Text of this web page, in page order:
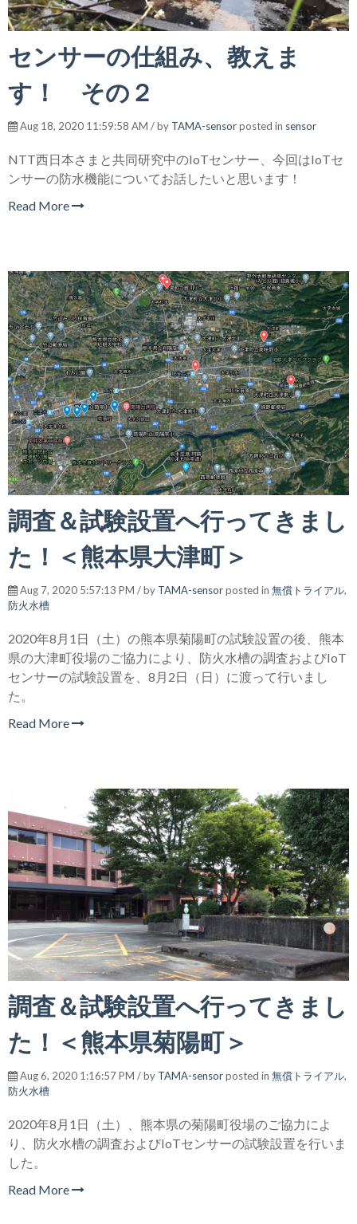
センサーの仕組み、教えま
す！ その２
Aug 18, 2020 11:59:58 AM / by TAMA-sensorposted in sensor
NTT西日本さまと共同研究中のIoTセンサー、今回はIoTセ
ンサーの防水機能についてお話したいと思います！
Read More
調査＆試験設置へ行ってきまし
た！＜熊本県大津町＞
Aug 7, 2020 5:57:13 PM / by TAMA-sensorposted in 無償トライアル,
防火水槽
2020年8月1日（土）の熊本県菊陽町の試験設置の後、熊本
県の大津町役場のご協力により、防火水槽の調査およびIoT
センサーの試験設置を、8月2日（日）に渡って行いまし
た。
Read More
調査＆試験設置へ行ってきまし
た！＜熊本県菊陽町＞
Aug 6, 2020 1:16:57 PM / by TAMA-sensorposted in 無償トライアル,
防火水槽
2020年8月1日（土）、熊本県の菊陽町役場のご協力によ
り、防火水槽の調査およびIoTセンサーの試験設置を行いま
した。
Read More